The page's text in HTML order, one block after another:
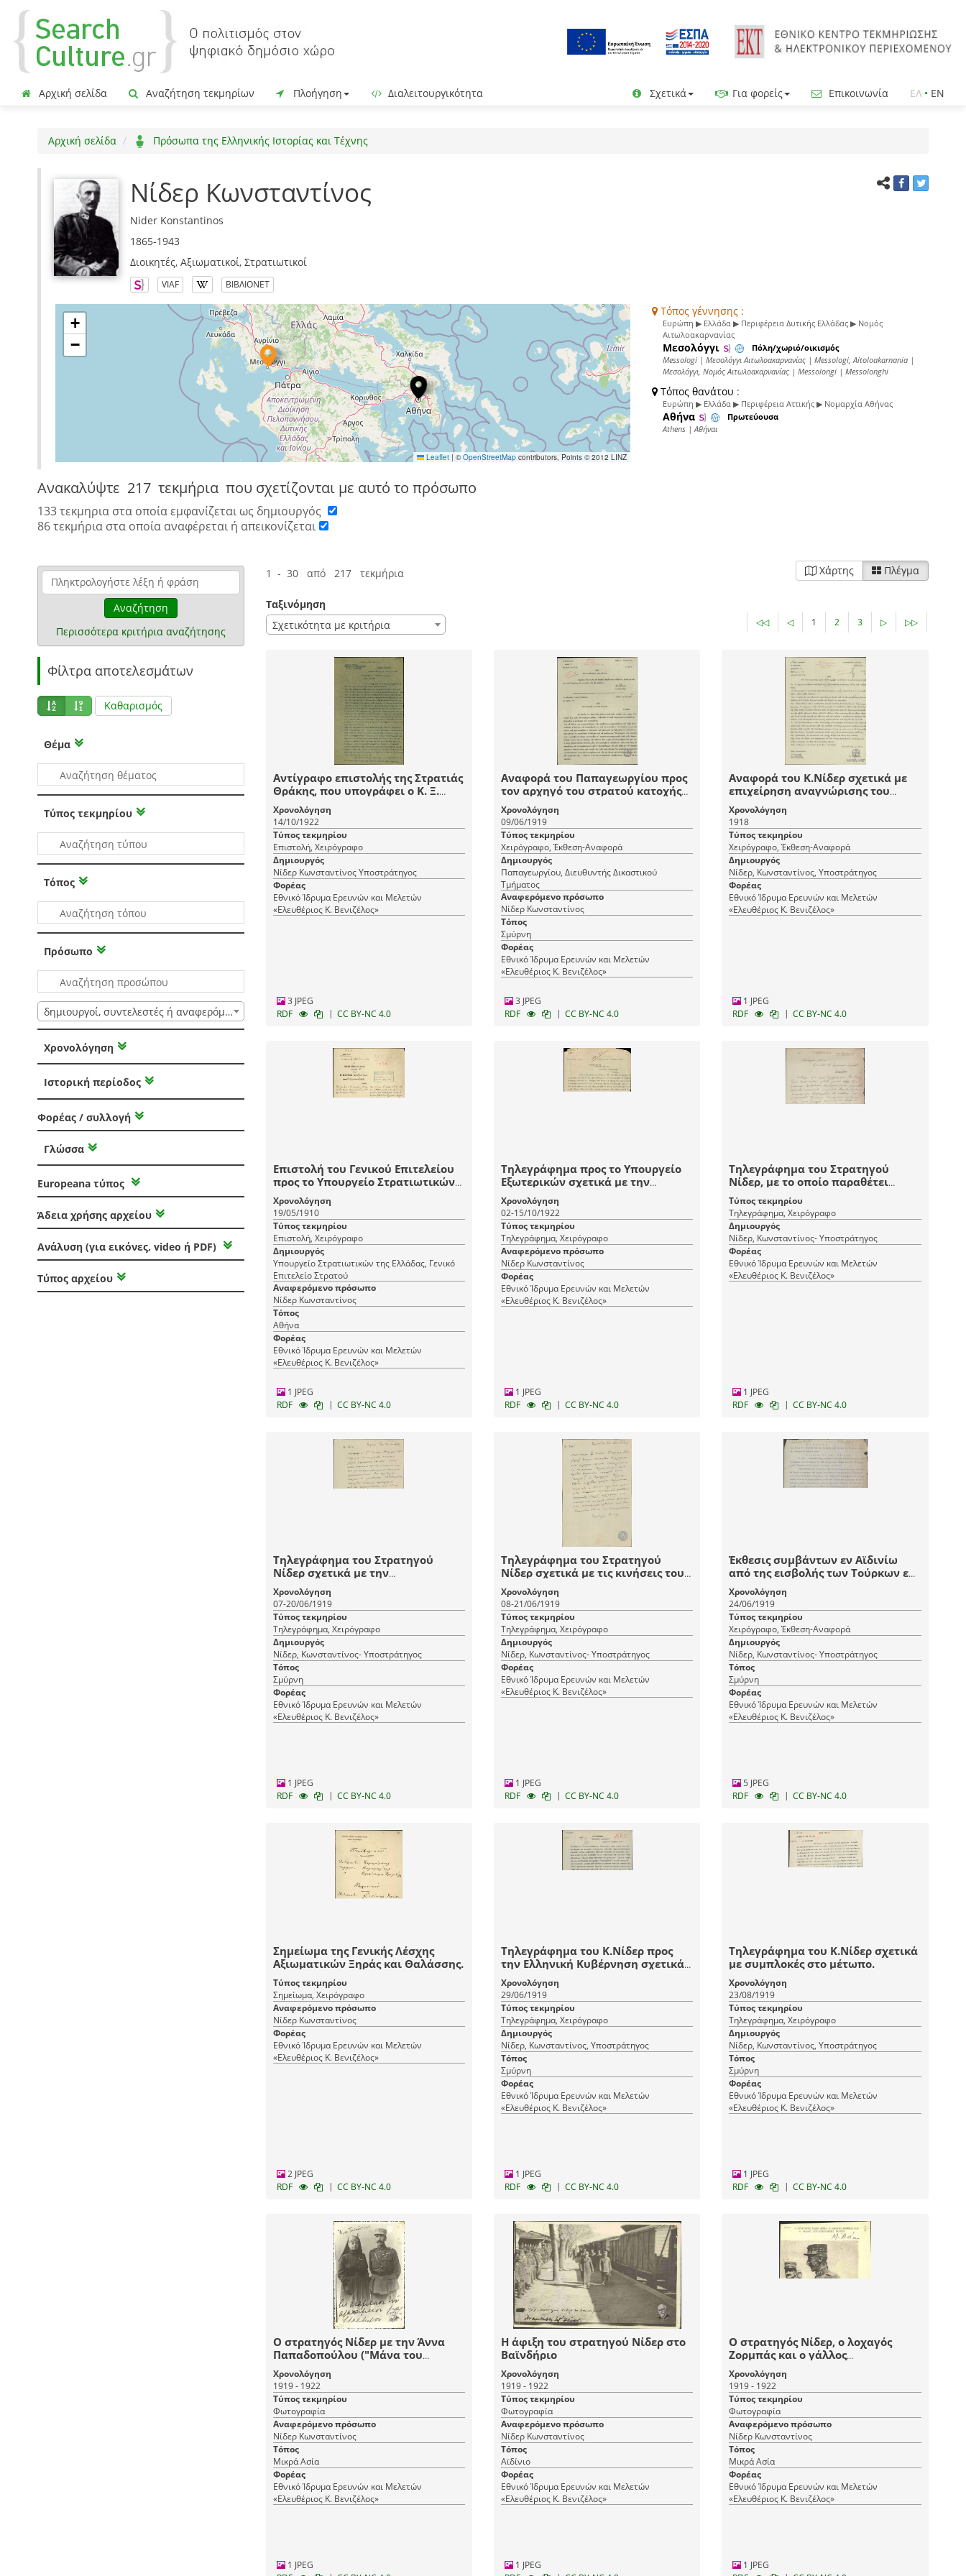
Αρχική σελίδα Αναζήτηση τεκμηρίων Πλοήγηση Διαλειτουργικότητα Σχετικά Για φορείς Επικοινωνία ΕΛ • EN
Αρχική σελίδα Πρόσωπα της Ελληνικής Ιστορίας και Τέχνης
Νίδερ Κωνσταντίνος
Nider Konstantinos
1865-1943
Διοικητές, Αξιωματικοί, Στρατιωτικοί
VIAF ΒΙΒΛΙΟΝΕΤ
+
−
Leaflet | ©OpenStreetMapcontributors, Points © 2012 LINZ
Τόπος γέννησης :
Ευρώπη ▶ Ελλάδα ▶ Περιφέρεια Δυτικής Ελλάδας ▶ Νομός
Αιτωλοακαρνανίας
Μεσολόγγι Πόλη/χωριό/οικισμός
Messologi | Μεσολόγγι Αιτωλοακαρνανίας | Messologi, Aitoloakarnania |
Μεσολόγγι, Νομός Αιτωλοακαρνανίας | Messolongi | Messolonghi
Τόπος θανάτου :
Ευρώπη ▶ Ελλάδα ▶ Περιφέρεια Αττικής ▶ Νομαρχία Αθήνας
Αθήνα Πρωτεύουσα
Athens | Αθήναι
Ανακαλύψτε 217 τεκμήρια που σχετίζονται με αυτό το πρόσωπο
133 τεκμηρια στα οποία εμφανίζεται ως δημιουργός
86 τεκμήρια στα οποία αναφέρεται ή απεικονίζεται
Αναζήτηση
Περισσότερα κριτήρια αναζήτησης
Φίλτρα αποτελεσμάτων
Καθαρισμός
Θέμα
Τύπος τεκμηρίου
Τόπος
Πρόσωπο
δημιουργοί, συντελεστές ή αναφερόμενοι
Χρονολόγηση
Ιστορική περίοδος
Φορέας / συλλογή
Γλώσσα
Europeana τύπος
Άδεια χρήσης αρχείου
Ανάλυση (για εικόνες, video ή PDF)
Τύπος αρχείου
1 - 30 από 217 τεκμήρια Χάρτης Πλέγμα
Ταξινόμηση
Σχετικότητα με κριτήρια
◁◁ ◁ 1 2 3 ▷ ▷▷
Αντίγραφο επιστολής της Στρατιάς
Θράκης, που υπογράφει ο Κ. Ξ.
Νίδερ, προς τη Διασυμμαχική
Επιτροπή Συνδέσμου της Στρατιάς
σχετικά με περιστατικά βίας και
επιθέσεων οθωμανών σε
πρόσφυγες και σε ελληνικές
διμοιρίες.
Χρονολόγηση
14/10/1922
Τύπος τεκμηρίου
Επιστολή, Χειρόγραφο
Δημιουργός
Νίδερ Κωνσταντίνος Υποστράτηγος
Φορέας
Εθνικό Ίδρυμα Ερευνών και Μελετών
«Ελευθέριος Κ. Βενιζέλος»
3 JPEG
RDF
| CC BY-NC 4.0
Αναφορά του Παπαγεωργίου προς
τον αρχηγό του στρατού κατοχής
Κ.Νίδερ σχετικά με τα γεγονότα
της Μαινεμένης.
Χρονολόγηση
09/06/1919
Τύπος τεκμηρίου
Χειρόγραφο, Έκθεση-Αναφορά
Δημιουργός
Παπαγεωργίου, Διευθυντής Δικαστικού
Τμήματος
Αναφερόμενο πρόσωπο
Νίδερ Κωνσταντίνος
Τόπος
Σμύρνη
Φορέας
Εθνικό Ίδρυμα Ερευνών και Μελετών
«Ελευθέριος Κ. Βενιζέλος»
3 JPEG
RDF
| CC BY-NC 4.0
Αναφορά του Κ.Νίδερ σχετικά με
επιχείρηση αναγνώρισης του
ελληνικού στρατού.
Χρονολόγηση
1918
Τύπος τεκμηρίου
Χειρόγραφο, Έκθεση-Αναφορά
Δημιουργός
Νίδερ, Κωνσταντίνος, Υποστράτηγος
Φορέας
Εθνικό Ίδρυμα Ερευνών και Μελετών
«Ελευθέριος Κ. Βενιζέλος»
1 JPEG
RDF
| CC BY-NC 4.0
Επιστολή του Γενικού Επιτελείου
προς το Υπουργείο Στρατιωτικών
περί αποστολής εις την αλλοδαπήν
του ταγματάρχη του πυροβολικού
Α.Χαραλάμπη και του ταγματάρχη
του μηχανικού Κ.Νίδερ.
Χρονολόγηση
19/05/1910
Τύπος τεκμηρίου
Επιστολή, Χειρόγραφο
Δημιουργός
Υπουργείο Στρατιωτικών της Ελλάδας, Γενικό
Επιτελείο Στρατού
Αναφερόμενο πρόσωπο
Νίδερ Κωνσταντίνος
Τόπος
Αθήνα
Φορέας
Εθνικό Ίδρυμα Ερευνών και Μελετών
«Ελευθέριος Κ. Βενιζέλος»
1 JPEG
RDF
| CC BY-NC 4.0
Τηλεγράφημα προς το Υπουργείο
Εξωτερικών σχετικά με την
εκκένωση της Ανατολικής Θράκης.
Χρονολόγηση
02-15/10/1922
Τύπος τεκμηρίου
Τηλεγράφημα, Χειρόγραφο
Αναφερόμενο πρόσωπο
Νίδερ Κωνσταντίνος
Φορέας
Εθνικό Ίδρυμα Ερευνών και Μελετών
«Ελευθέριος Κ. Βενιζέλος»
1 JPEG
RDF
| CC BY-NC 4.0
Τηλεγράφημα του Στρατηγού
Νίδερ, με το οποίο παραθέτει
τηλεγράφημα Αρχιστρατήγου, που
δε στάθηκε δυνατό να
αποκρυπτογραφηθεί.
Τύπος τεκμηρίου
Τηλεγράφημα, Χειρόγραφο
Δημιουργός
Νίδερ, Κωνσταντίνος- Υποστράτηγος
Φορέας
Εθνικό Ίδρυμα Ερευνών και Μελετών
«Ελευθέριος Κ. Βενιζέλος»
1 JPEG
RDF
| CC BY-NC 4.0
Τηλεγράφημα του Στρατηγού
Νίδερ σχετικά με την
ανακατάληψη της Περγάμου από
τον ελληνικό στρατό.
Χρονολόγηση
07-20/06/1919
Τύπος τεκμηρίου
Τηλεγράφημα, Χειρόγραφο
Δημιουργός
Νίδερ, Κωνσταντίνος- Υποστράτηγος
Τόπος
Σμύρνη
Φορέας
Εθνικό Ίδρυμα Ερευνών και Μελετών
«Ελευθέριος Κ. Βενιζέλος»
1 JPEG
RDF
| CC BY-NC 4.0
Τηλεγράφημα του Στρατηγού
Νίδερ σχετικά με τις κινήσεις του
ελληνικού στρατού στη Μ.Ασία και
τις σφαγές του ελληνικού
πληθυσμού.
Χρονολόγηση
08-21/06/1919
Τύπος τεκμηρίου
Τηλεγράφημα, Χειρόγραφο
Δημιουργός
Νίδερ, Κωνσταντίνος- Υποστράτηγος
Φορέας
Εθνικό Ίδρυμα Ερευνών και Μελετών
«Ελευθέριος Κ. Βενιζέλος»
1 JPEG
RDF
| CC BY-NC 4.0
Έκθεσις συμβάντων εν Αϊδινίω
από της εισβολής των Τούρκων εν
τη πόλει μέχρι της εκείθεν
εκδιώξεώς των.
Χρονολόγηση
24/06/1919
Τύπος τεκμηρίου
Χειρόγραφο, Έκθεση-Αναφορά
Δημιουργός
Νίδερ, Κωνσταντίνος- Υποστράτηγος
Τόπος
Σμύρνη
Φορέας
Εθνικό Ίδρυμα Ερευνών και Μελετών
«Ελευθέριος Κ. Βενιζέλος»
5 JPEG
RDF
| CC BY-NC 4.0
Σημείωμα της Γενικής Λέσχης
Αξιωματικών Ξηράς και Θαλάσσης.
Τύπος τεκμηρίου
Σημείωμα, Χειρόγραφο
Αναφερόμενο πρόσωπο
Νίδερ Κωνσταντίνος
Φορέας
Εθνικό Ίδρυμα Ερευνών και Μελετών
«Ελευθέριος Κ. Βενιζέλος»
2 JPEG
RDF
| CC BY-NC 4.0
Τηλεγράφημα του Κ.Νίδερ προς
την Ελληνική Κυβέρνηση σχετικά
με την κατάσταση που επικρατεί
στη Σμύρνη.
Χρονολόγηση
29/06/1919
Τύπος τεκμηρίου
Τηλεγράφημα, Χειρόγραφο
Δημιουργός
Νίδερ, Κωνσταντίνος, Υποστράτηγος
Τόπος
Σμύρνη
Φορέας
Εθνικό Ίδρυμα Ερευνών και Μελετών
«Ελευθέριος Κ. Βενιζέλος»
1 JPEG
RDF
| CC BY-NC 4.0
Τηλεγράφημα του Κ.Νίδερ σχετικά
με συμπλοκές στο μέτωπο.
Χρονολόγηση
23/08/1919
Τύπος τεκμηρίου
Τηλεγράφημα, Χειρόγραφο
Δημιουργός
Νίδερ, Κωνσταντίνος, Υποστράτηγος
Τόπος
Σμύρνη
Φορέας
Εθνικό Ίδρυμα Ερευνών και Μελετών
«Ελευθέριος Κ. Βενιζέλος»
1 JPEG
RDF
| CC BY-NC 4.0
Ο στρατηγός Νίδερ με την Άννα
Παπαδοπούλου ("Μάνα του
Στρατιώτου")
Χρονολόγηση
1919 - 1922
Τύπος τεκμηρίου
Φωτογραφία
Αναφερόμενο πρόσωπο
Νίδερ Κωνσταντίνος
Τόπος
Μικρά Ασία
Φορέας
Εθνικό Ίδρυμα Ερευνών και Μελετών
«Ελευθέριος Κ. Βενιζέλος»
1 JPEG
Η άφιξη του στρατηγού Νίδερ στο
Βαϊνδήριο
Χρονολόγηση
1919 - 1922
Τύπος τεκμηρίου
Φωτογραφία
Αναφερόμενο πρόσωπο
Νίδερ Κωνσταντίνος
Τόπος
Αϊδίνιο
Φορέας
Εθνικό Ίδρυμα Ερευνών και Μελετών
«Ελευθέριος Κ. Βενιζέλος»
1 JPEG
Ο στρατηγός Νίδερ, ο λοχαγός
Ζορμπάς και ο γάλλος
Συνταγματάρχης Βέρντε στο
μέτωπο
Χρονολόγηση
1919 - 1922
Τύπος τεκμηρίου
Φωτογραφία
Αναφερόμενο πρόσωπο
Νίδερ Κωνσταντίνος
Τόπος
Μικρά Ασία
Φορέας
Εθνικό Ίδρυμα Ερευνών και Μελετών
«Ελευθέριος Κ. Βενιζέλος»
1 JPEG